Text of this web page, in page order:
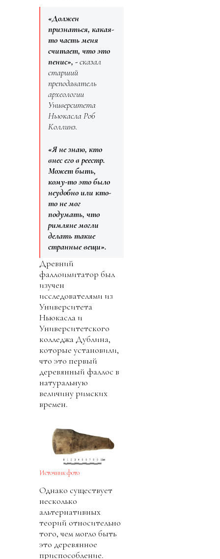
«Должен
признаться, какая-
то часть меня
считает, что это
пенис», -сказал
старший
преподаватель
археологии
Университета
Ньюкасла Роб
Коллинз.
«Я не знаю, кто
внес его в реестр.
Может быть,
кому-то это было
неудобно или кто-
то не мог
подумать, что
римляне могли
делать такие
странные вещи».
Древний
фаллоимитатор был
изучен
исследователями из
Университета
Ньюкасла и
Университетского
колледжа Дублина,
которые установили,
что это первый
деревянный фаллос в
натуральную
величину римских
времен.
Источник фото
Однако существует
несколько
альтернативных
теорий относительно
того, чем могло быть
это деревянное
приспособление.